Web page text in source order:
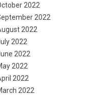
2022
2022
2022
2022
2022
2022
2022
2022